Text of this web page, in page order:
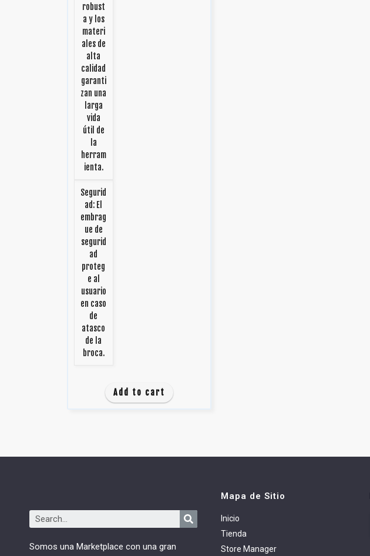
robust
a y los
materi
ales de
alta
calidad
garanti
zan una
larga
vida
útil de
la
herram
ienta.
Segurid
ad: El
embrag
ue de
segurid
ad
proteg
e al
usuario
en caso
de
atasco
de la
broca.
Add to cart
Somos una Marketplace con una gran
Mapa de Sitio
Inicio
Tienda
Store Manager